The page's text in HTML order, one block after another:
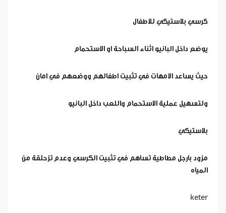
كرسي بلاستيكي للاطفال
يوضع داخل البانيو اثناء السباحة او الاستحمام
حيث يساعد الامهات في تثبيت اطفالهم ووضعهم في امان
ولتسهيل عملية الاستحمام واللعب داخل البانيو
بلاستيكي
مزود بارجل مطاطية تساهم في تثبيت الكرسي وعدم تزحلقة من
المياه
keter